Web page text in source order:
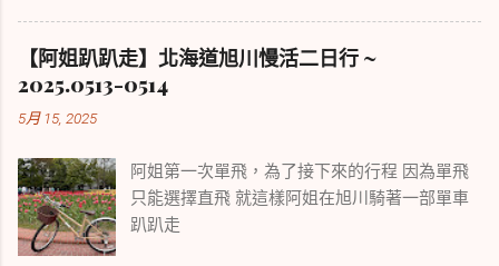
不同，可以說是景點與野趣的不同體驗。
【阿姐趴趴走】北海道旭川慢活二日行 ~
2025.0513-0514
5月 15, 2025
阿姐第一次單飛，為了接下來的行程 因為單飛
只能選擇直飛 就這樣阿姐在旭川騎著一部單車
趴趴走